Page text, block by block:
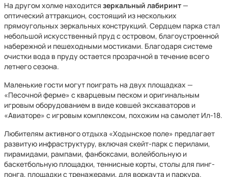
На другом холме находится зеркальный лабиринт—
оптический аттракцион, состоящий из нескольких
прямоугольных зеркальных конструкций. Сердцем парка стал
небольшой искусственный пруд с островом, благоустроенной
набережной и пешеходными мостиками. Благодаря системе
очистки вода в пруду остается прозрачной в течение всего
летнего сезона.
Маленькие гости могут поиграть на двух площадках —
«Песочной ферме» с кварцевым песком и оригинальным
игровым оборудованием в виде ковшей экскаваторов и
«Авиаторе» с игровым комплексом, похожим на самолет Ил-18.
Любителям активного отдыха «Ходынское поле» предлагает
развитую инфраструктуру, включая скейт-парк с перилами,
пирамидами, рампами, фанбоксами, волейбольную и
баскетбольную площадки, теннисные корты, столы для пинг-
понга, площадки с тренажерами, для воркаута и паркура.